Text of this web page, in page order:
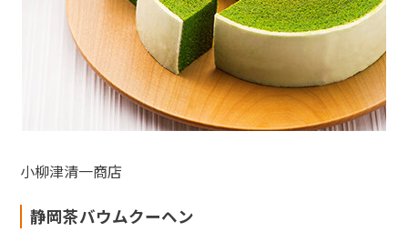
小柳津清一商店
静岡茶バウムクーヘン